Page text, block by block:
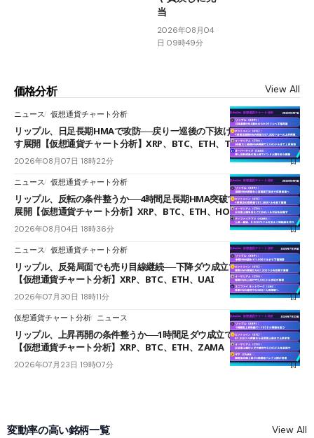
当
2026年08月04
日 09時49分
価格分析 View All
ニュース 仮想通貨チャート分析
リップル、日足長期HMAで攻防──戻り一巡後の下抜けで0.95ドルを試
す展開【仮想通貨チャート分析】XRP、BTC、ETH、TAKE
2026年08月07日 18時22分
ニュース 仮想通貨チャート分析
リップル、反転の条件整うか──4時間足長期HMA突破で雲下端を目指す
展開【仮想通貨チャート分析】XRP、BTC、ETH、HOME
2026年08月04日 18時36分
ニュース 仮想通貨チャート分析
リップル、反発局面でも売り目線継続──下降ダウ成立で下値追う展開
【仮想通貨チャート分析】XRP、BTC、ETH、UAI
2026年07月30日 18時11分
仮想通貨チャート分析 ニュース
リップル、上昇再開の条件整うか──1時間足ダウ成立で1.185ドルを狙う
【仮想通貨チャート分析】XRP、BTC、ETH、ZAMA
2026年07月23日 19時07分
変動率の高い銘柄一覧 View All